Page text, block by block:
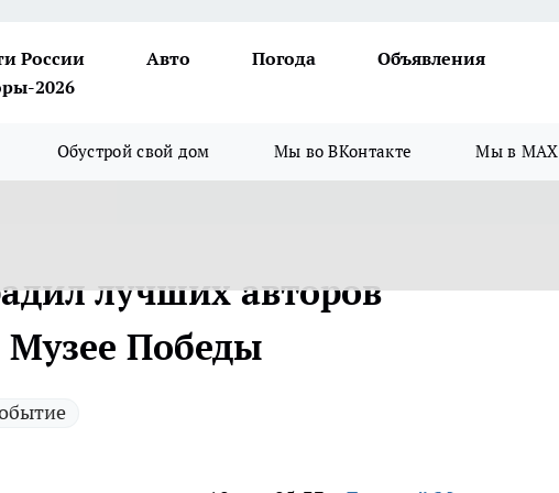
России Авто Погода
Объявления
2026
Обустрой свой дом Мы во ВКонтакте Мы в MAX
лучших авторов
Музее Победы